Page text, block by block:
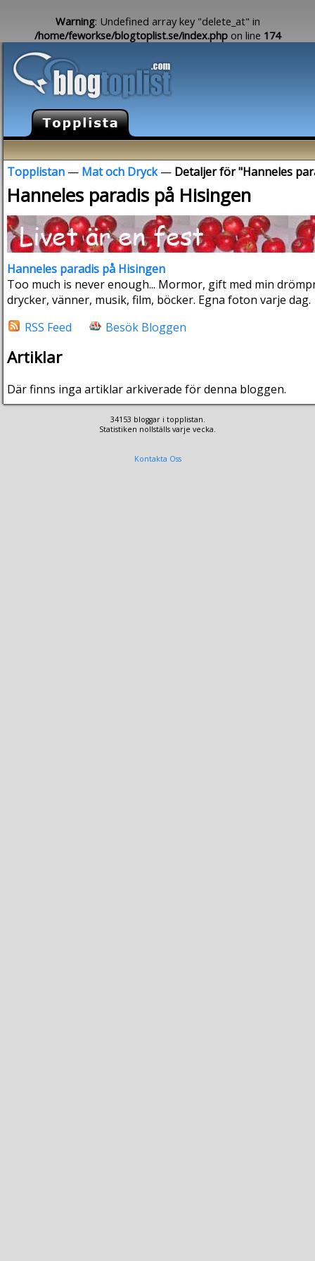
Warning: Undefined array key "delete_at" in
/home/feworkse/blogtoplist.se/index.php on line 174
Topplistan — Mat och Dryck— Detaljer för "Hanneles
Hanneles paradis på Hisingen
Hanneles paradis på Hisingen
Too much is never enough... Mormor, gift med min
drycker, vänner, musik, film, böcker. Egna foton varje dag.
RSS Feed
Besök Bloggen
Artiklar
Där finns inga artiklar arkiverade för denna bloggen.
34153 bloggar i topplistan.
Statistiken nollställs varje vecka.
Kontakta Oss